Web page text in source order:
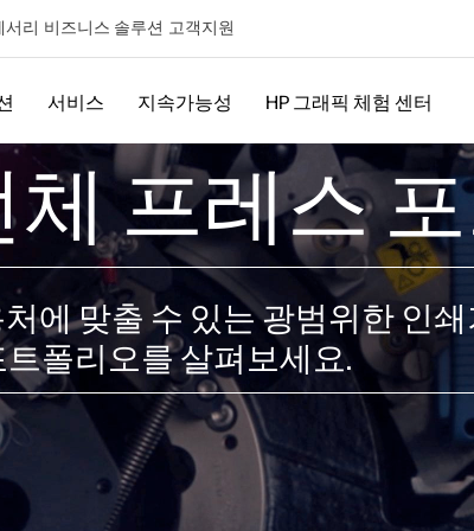
서리 비즈니스 솔루션 고객지원
서비스 지속가능성 HP 그래픽 체험 센터​
체 프레스
에 맞출 수 있는 광범위한 인
트폴리오를 살펴보세요.